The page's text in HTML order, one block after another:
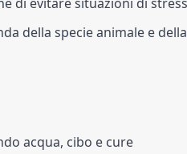
della specie animale e della
acqua, cibo e cure